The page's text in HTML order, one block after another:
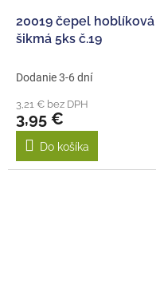
20019 čepel hoblíková
šikmá 5ks č.19
Dodanie 3-6 dní
3,21 € bez DPH
3,95 €
Do košíka